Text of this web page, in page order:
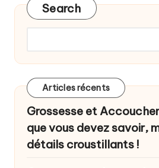
Search
Articles récents
Grossesse et
que vous devez savoir,
détails croustillants !